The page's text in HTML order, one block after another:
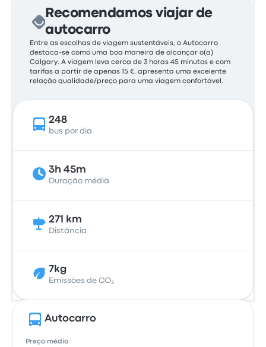
Recomendamos viajar de
autocarro
Entre as escolhas de viagem sustentáveis, o Autocarro
destaca-se como uma boa maneira de alcançar o(a)
Calgary. A viagem leva cerca de 3 horas 45 minutos e com
tarifas a partir de apenas 15 €, apresenta uma excelente
relação qualidade/preço para uma viagem confortável.
248
bus por dia
3h 45m
Duração média
271 km
Distância
7kg
Emissões de CO₂
Autocarro
Preço médio